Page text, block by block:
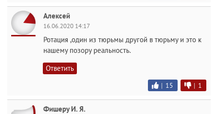
Алексей
16.06.2020 14:17
Ротация ,один из тюрьмы другой в тюрьму и это к
нашему позору реальность.
Ответить
| 15 | 1
Фишеру И. Я.